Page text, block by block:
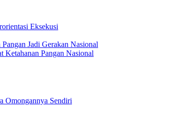
Eksekusi
Jadi Gerakan Nasional
Ketahanan Pangan Nasional
Omongannya Sendiri